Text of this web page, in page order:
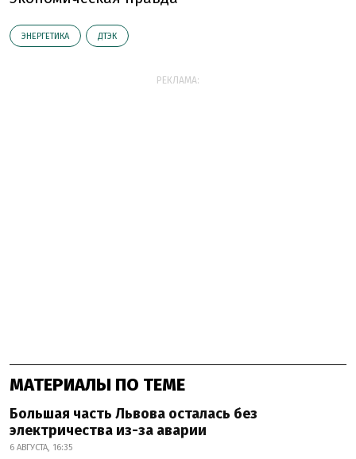
ЭНЕРГЕТИКА ДТЭК
РЕКЛАМА:
МАТЕРИАЛЫ ПО ТЕМЕ
Большая часть Львова осталась без
электричества из-за аварии
6 АВГУСТА, 16:35